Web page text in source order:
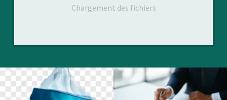
Chargement des fichiers